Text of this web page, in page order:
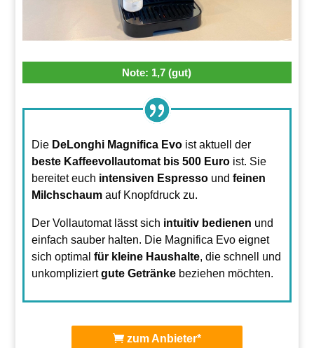
Note: 1,7 (gut)
Die DeLonghi Magnifica Evo ist aktuell der
beste Kaffeevollautomat bis 500 Euro ist. Sie
bereitet euch intensiven Espresso undfeinen
Milchschaum auf Knopfdruck zu.
Der Vollautomat lässt sich intuitiv bedienen und
einfach sauber halten. Die Magnifica Evo eignet
sich optimal für kleine Haushalte, die schnell und
unkompliziertgute Getränke beziehen möchten.
zum Anbieter*